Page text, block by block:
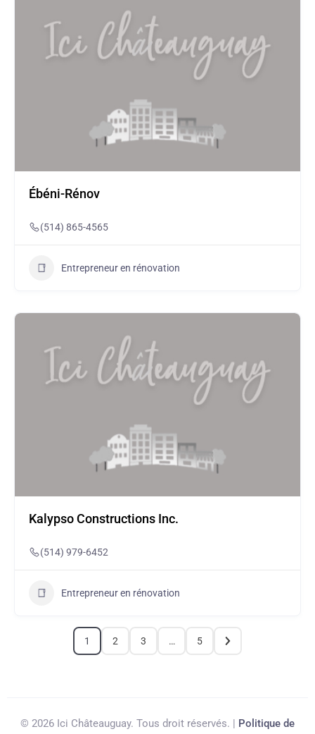
Ébéni-Rénov
(514) 865-4565
Entrepreneur en rénovation
Kalypso Constructions Inc.
(514) 979-6452
Entrepreneur en rénovation
1 2 3 … 5
© 2026 Ici Châteauguay. Tous droit réservés. | Politique de